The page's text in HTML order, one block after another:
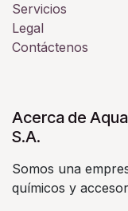
Servicios
Legal
Contáctenos
Acerca de
S.A.
Somos una
químicos y